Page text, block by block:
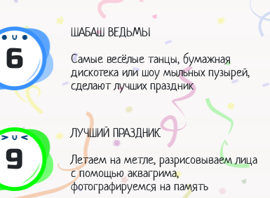
6
ШАБАШ ВЕДЬМЫ
Самые весёлые танцы, бумажная
дискотека или шоу мыльных пузырей,
сделают лучших праздник
9
ЛУЧШИЙ ПРАЗДНИК
Летаем на метле, разрисовываем лица
с помощью аквагрима,
фотографируемся на память